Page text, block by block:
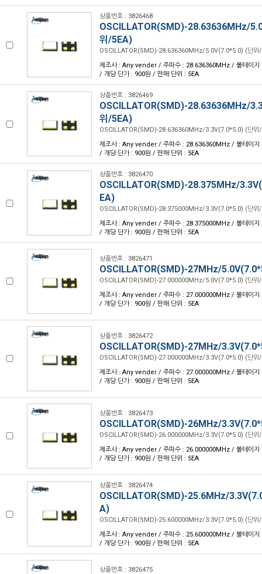
상품번호 : 3826468
OSCILLATOR(SMD)-28.63636MHz/
위/5EA)
OSCILLATOR(SMD)-28.636360MHz/5.0V(7.0*5.0) (단위
제조사 : Any vender / 주파수 : 28.636360MHz / 볼테이지
/ 개당 단가 : 900원 / 판매 단위 : 5EA
상품번호 : 3826469
OSCILLATOR(SMD)-28.63636MHz/
위/5EA)
OSCILLATOR(SMD)-28.636360MHz/3.3V(7.0*5.0) (단위
제조사 : Any vender / 주파수 : 28.636360MHz / 볼테이지
/ 개당 단가 : 900원 / 판매 단위 : 5EA
상품번호 : 3826470
OSCILLATOR(SMD)-28.375MHz/
EA)
OSCILLATOR(SMD)-28.375000MHz/3.3V(7.0*5.0) (단위
제조사 : Any vender / 주파수 : 28.375000MHz / 볼테이지
/ 개당 단가 : 900원 / 판매 단위 : 5EA
상품번호 : 3826471
OSCILLATOR(SMD)-27MHz/
OSCILLATOR(SMD)-27.000000MHz/5.0V(7.0*5.0) (단위
제조사 : Any vender / 주파수 : 27.000000MHz / 볼테이지
/ 개당 단가 : 900원 / 판매 단위 : 5EA
상품번호 : 3826472
OSCILLATOR(SMD)-27MHz/
OSCILLATOR(SMD)-27.000000MHz/3.3V(7.0*5.0) (단위
제조사 : Any vender / 주파수 : 27.000000MHz / 볼테이지
/ 개당 단가 : 900원 / 판매 단위 : 5EA
상품번호 : 3826473
OSCILLATOR(SMD)-26MHz/
OSCILLATOR(SMD)-26.000000MHz/3.3V(7.0*5.0) (단위
제조사 : Any vender / 주파수 : 26.000000MHz / 볼테이지
/ 개당 단가 : 900원 / 판매 단위 : 5EA
상품번호 : 3826474
OSCILLATOR(SMD)-25.6MHz/
A)
OSCILLATOR(SMD)-25.600000MHz/3.3V(7.0*5.0) (단위
제조사 : Any vender / 주파수 : 25.600000MHz / 볼테이지
/ 개당 단가 : 900원 / 판매 단위 : 5EA
상품번호 : 3826475